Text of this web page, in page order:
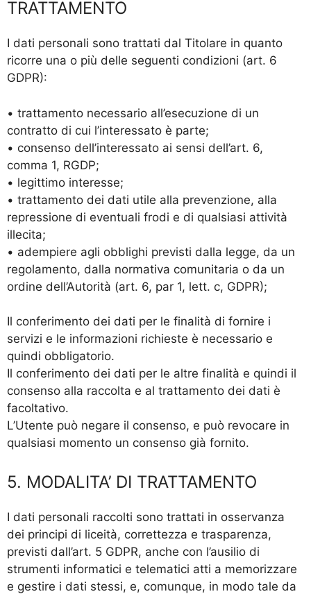
TRATTAMENTO
I dati personali sono trattati dal Titolare in quanto
ricorre una o più delle seguenti condizioni (art. 6
GDPR):
• trattamento necessario all’esecuzione di un
contratto di cui l’interessato è parte;
• consenso dell’interessato ai sensi dell’art. 6,
comma 1, RGDP;
• legittimo interesse;
• trattamento dei dati utile alla prevenzione, alla
repressione di eventuali frodi e di qualsiasi attività
illecita;
• adempiere agli obblighi previsti dalla legge, da un
regolamento, dalla normativa comunitaria o da un
ordine dell’Autorità (art. 6, par 1, lett. c, GDPR);
Il conferimento dei dati per le finalità di fornire i
servizi e le informazioni richieste è necessario e
quindi obbligatorio.
Il conferimento dei dati per le altre finalità e quindi il
consenso alla raccolta e al trattamento dei dati è
facoltativo.
L’Utente può negare il consenso, e può revocare in
qualsiasi momento un consenso già fornito.
5. MODALITA’ DI TRATTAMENTO
I dati personali raccolti sono trattati in osservanza
dei principi di liceità, correttezza e trasparenza,
previsti dall’art. 5 GDPR, anche con l’ausilio di
strumenti informatici e telematici atti a memorizzare
e gestire i dati stessi, e, comunque, in modo tale da